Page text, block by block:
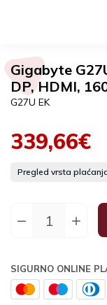
Gigabyte
DP, HDMI,
G27U EK
339,66€
Pregled vrsta
SIGURNO ONLINE